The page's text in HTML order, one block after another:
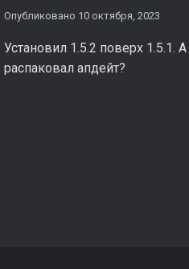
Опубликовано 10 октября, 2023
Установил 1.5.2 поверх 1.5.1.
распаковал апдейт?